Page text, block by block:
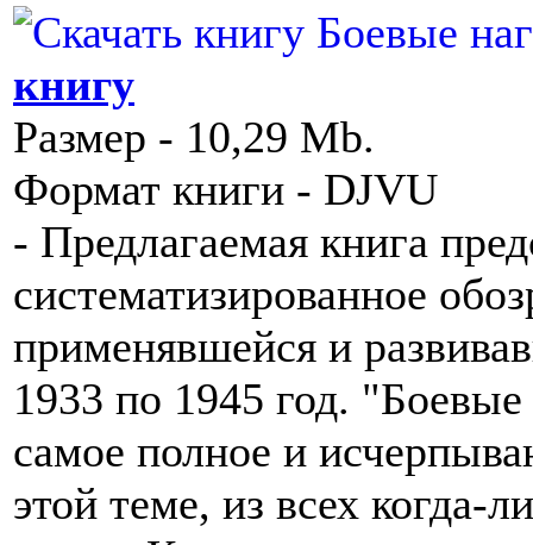
книгу
Размер - 10,29 Mb.
Формат книги - DJVU
- Предлагаемая книга
систематизированное
применявшейся и
1933 по 1945 год.
самое полное и
этой теме, из всех когда-